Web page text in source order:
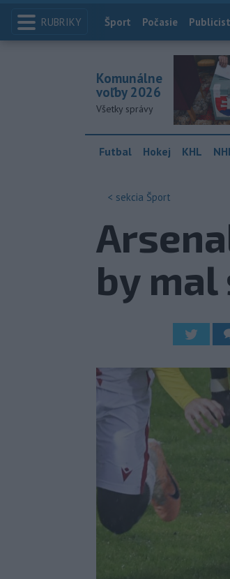
RUBRIKY Index
Šport Počasie
Komunálne
voľby 2026
Všetky správy
Futbal Hokej KHL
< sekcia Šport
by